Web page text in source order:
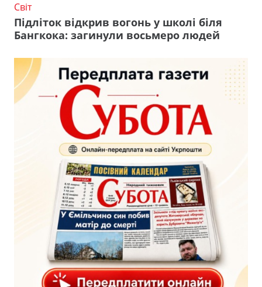
Світ
Підліток відкрив вогонь у школі біля
Бангкока: загинули восьмеро людей